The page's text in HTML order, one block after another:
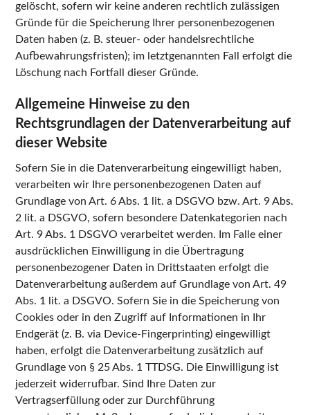
gelöscht, sofern wir keine anderen rechtlich zulässigen
Gründe für die Speicherung Ihrer personenbezogenen
Daten haben (z. B. steuer- oder handelsrechtliche
Aufbewahrungsfristen); im letztgenannten Fall erfolgt die
Löschung nach Fortfall dieser Gründe.
Allgemeine Hinweise zu den
Rechtsgrundlagen der Datenverarbeitung auf
dieser Website
Sofern Sie in die Datenverarbeitung eingewilligt haben,
verarbeiten wir Ihre personenbezogenen Daten auf
Grundlage von Art. 6 Abs. 1 lit. a DSGVO bzw. Art. 9 Abs.
2 lit. a DSGVO, sofern besondere Datenkategorien nach
Art. 9 Abs. 1 DSGVO verarbeitet werden. Im Falle einer
ausdrücklichen Einwilligung in die Übertragung
personenbezogener Daten in Drittstaaten erfolgt die
Datenverarbeitung außerdem auf Grundlage von Art. 49
Abs. 1 lit. a DSGVO. Sofern Sie in die Speicherung von
Cookies oder in den Zugriff auf Informationen in Ihr
Endgerät (z. B. via Device-Fingerprinting) eingewilligt
haben, erfolgt die Datenverarbeitung zusätzlich auf
Grundlage von § 25 Abs. 1 TTDSG. Die Einwilligung ist
jederzeit widerrufbar. Sind Ihre Daten zur
Vertragserfüllung oder zur Durchführung